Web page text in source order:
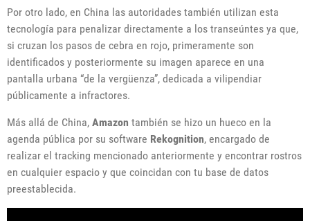
Por otro lado, en China las autoridades también utilizan esta
tecnología para penalizar directamente a los transeúntes ya que,
si cruzan los pasos de cebra en rojo, primeramente son
identificados y posteriormente su imagen aparece en una
pantalla urbana “de la vergüenza”, dedicada a vilipendiar
públicamente a infractores.
Más allá de China, Amazon también se hizo un hueco en la
agenda pública por su software Rekognition, encargado de
realizar el tracking mencionado anteriormente y encontrar rostros
en cualquier espacio y que coincidan con tu base de datos
preestablecida.